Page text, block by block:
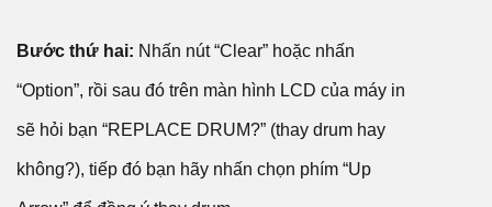
Bước thứ hai: Nhấn nút “Clear” hoặc nhấn
“Option”, rồi sau đó trên màn hình LCD của máy in
sẽ hỏi bạn “REPLACE DRUM?” (thay drum hay
không?), tiếp đó bạn hãy nhấn chọn phím “Up